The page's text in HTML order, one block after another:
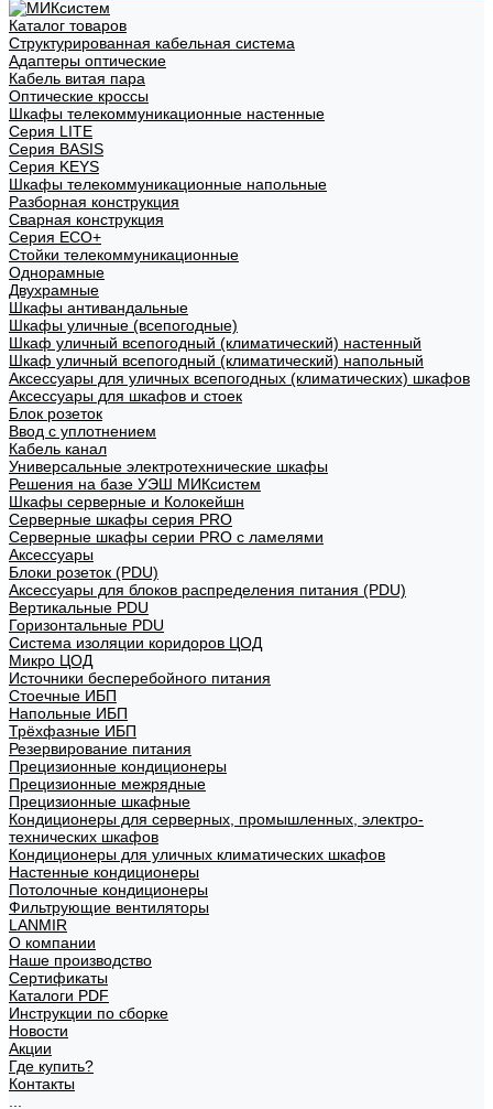
Каталог товаров
Структурированная кабельная система
Адаптеры оптические
Кабель витая пара
Оптические кроссы
Шкафы телекоммуникационные настенные
Cерия LITE
Cерия BASIS
Cерия KEYS
Шкафы телекоммуникационные напольные
Разборная конструкция
Сварная конструкция
Серия ECO+
Стойки телекоммуникационные
Однорамные
Двухрамные
Шкафы антивандальные
Шкафы уличные (всепогодные)
Шкаф уличный всепогодный (климатический) настенный
Шкаф уличный всепогодный (климатический) напольный
Аксессуары для уличных всепогодных (климатических) шкафов
Аксессуары для шкафов и стоек
Блок розеток
Ввод с уплотнением
Кабель канал
Универсальные электротехнические шкафы
Решения на базе УЭШ МИКсистем
Шкафы серверные и Колокейшн
Серверные шкафы серия PRO
Серверные шкафы серии PRO с ламелями
Аксессуары
Блоки розеток (PDU)
Аксессуары для блоков распределения питания (PDU)
Вертикальные PDU
Горизонтальные PDU
Система изоляции коридоров ЦОД
Микро ЦОД
Источники бесперебойного питания
Стоечные ИБП
Напольные ИБП
Трёхфазные ИБП
Резервирование питания
Прецизионные кондиционеры
Прецизионные межрядные
Прецизионные шкафные
Кондиционеры для серверных, промышленных, электро-
технических шкафов
Кондиционеры для уличных климатических шкафов
Настенные кондиционеры
Потолочные кондиционеры
Фильтрующие вентиляторы
LANMIR
О компании
Наше производство
Сертификаты
Каталоги PDF
Инструкции по сборке
Новости
Акции
Где купить?
Контакты